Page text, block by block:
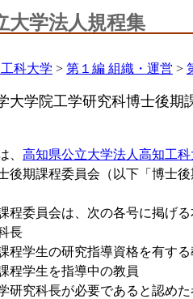
大学法人規程集
科大学 > 第１編 組織・運営 >
大学院工学研究科博士後期
、 高知県公立大学法人高知工
後期課程委員会（以下「博士
委員会は、次の各号に掲げる
長
程学生の研究指導資格を有する
程学生を指導中の教員
研究科長が必要であると認め